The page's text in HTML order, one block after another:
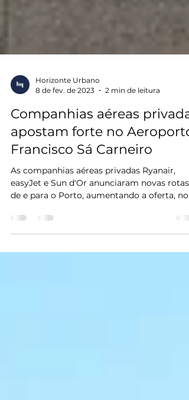
Horizonte Urbano
8 de fev. de 2023
2 min de leitura
Companhias aéreas
Francisco Sá Carneiro
As companhias aéreas privadas Ryanair,
de e para o Porto, aumentando a oferta, no
próximo...